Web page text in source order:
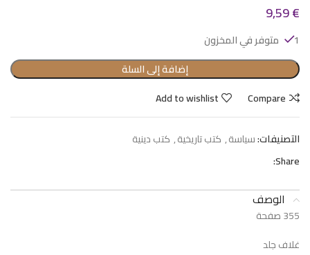
9,59€
1 متوفر في المخزون
إضافة إلى السلة
Compare
Add to wishlist
التصنيفات:سياسة, كتب تاريخية, كتب دينية
Share:
الوصف
355 صفحة
غلاف جلد